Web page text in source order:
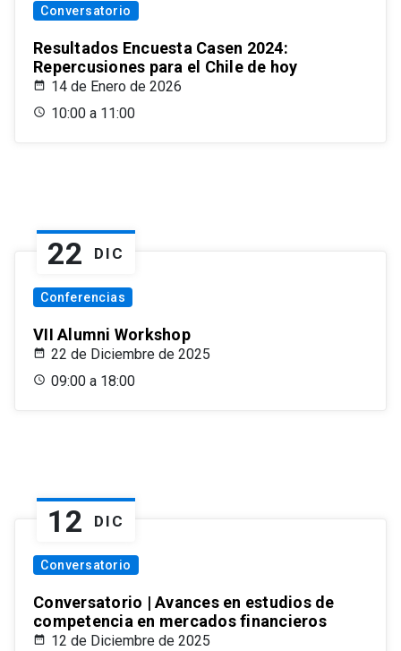
Conversatorio
Resultados Encuesta Casen 2024:
Repercusiones para el Chile de hoy
14 de Enero de 2026
10:00 a 11:00
22 DIC
Conferencias
VII Alumni Workshop
22 de Diciembre de 2025
09:00 a 18:00
12 DIC
Conversatorio
Conversatorio | Avances en estudios de
competencia en mercados financieros
12 de Diciembre de 2025